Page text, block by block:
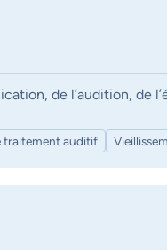
de l’audition, de
traitement auditif